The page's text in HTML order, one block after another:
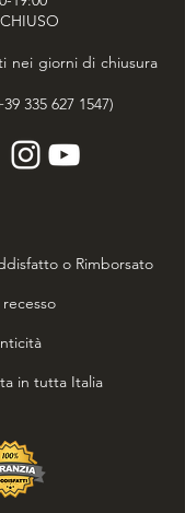
nei giorni di chiusura
335 627 1547)
o Rimborsato
in tutta Italia